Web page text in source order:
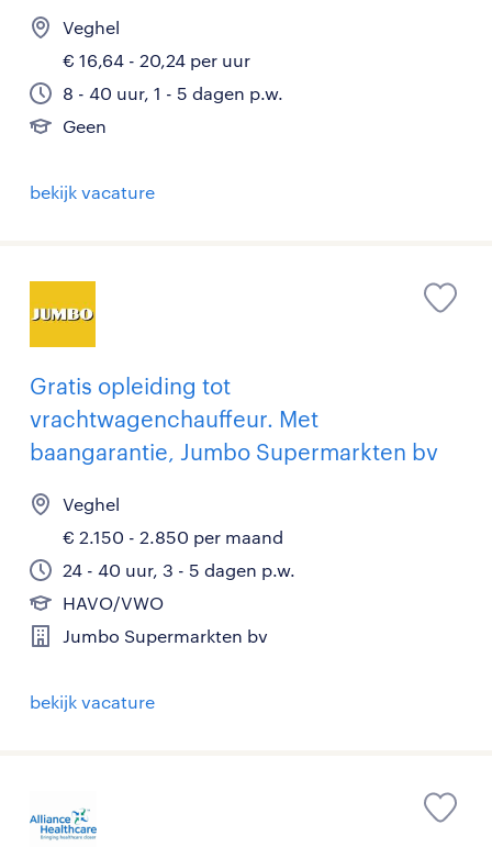
Veghel
€ 16,64 - 20,24 per uur
8 - 40 uur, 1 - 5 dagen p.w.
Geen
bekijk vacature
Gratis opleiding tot
vrachtwagenchauffeur. Met
baangarantie, Jumbo Supermarkten bv
Veghel
€ 2.150 - 2.850 per maand
24 - 40 uur, 3 - 5 dagen p.w.
HAVO/VWO
Jumbo Supermarkten bv
bekijk vacature